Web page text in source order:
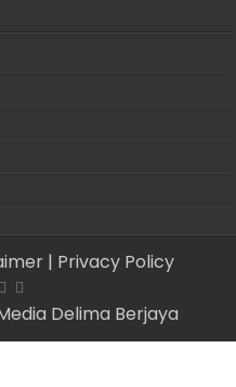
| Privacy Policy
Delima Berjaya